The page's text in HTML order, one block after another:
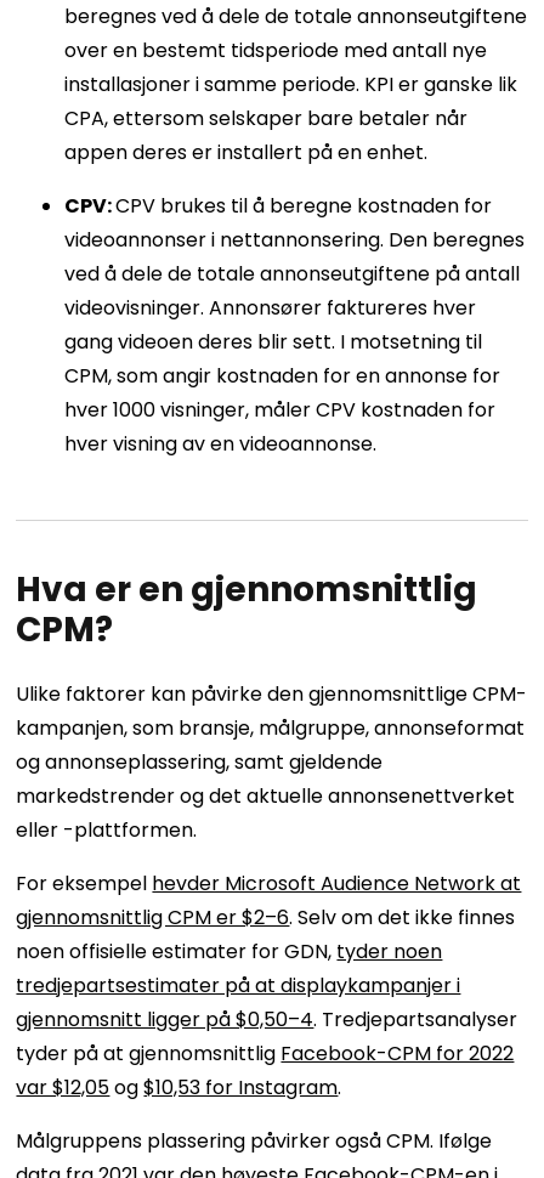
beregnes ved å dele de totale annonseutgiftene
over en bestemt tidsperiode med antall nye
installasjoner i samme periode. KPI er ganske lik
CPA, ettersom selskaper bare betaler når
appen deres er installert på en enhet.
CPV:CPV brukes til å beregne kostnaden for
videoannonser i nettannonsering. Den beregnes
ved å dele de totale annonseutgiftene på antall
videovisninger. Annonsører faktureres hver
gang videoen deres blir sett. I motsetning til
CPM, som angir kostnaden for en annonse for
hver 1000 visninger, måler CPV kostnaden for
hver visning av en videoannonse.
Hva er en gjennomsnittlig
CPM?
Ulike faktorer kan påvirke den gjennomsnittlige CPM-
kampanjen, som bransje, målgruppe, annonseformat
og annonseplassering, samt gjeldende
markedstrender og det aktuelle annonsenettverket
eller -plattformen.
For eksempel hevder Microsoft Audience Network at
gjennomsnittlig CPM er $2–6. Selv om det ikke finnes
noen offisielle estimater for GDN, tyder noen
tredjepartsestimater på at displaykampanjer i
gjennomsnitt ligger på $0,50–4. Tredjepartsanalyser
tyder på at gjennomsnittlig Facebook-CPM for 2022
var $12,05og$10,53 for Instagram.
Målgruppens plassering påvirker også CPM. Ifølge